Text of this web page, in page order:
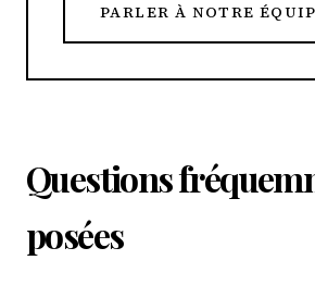
PARLER À NOTRE
Questions
posées